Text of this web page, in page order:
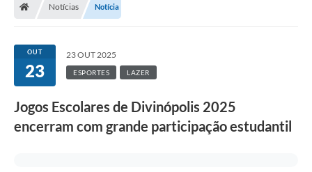
Notícias Notícia
OUT
23
23 OUT 2025
ESPORTES LAZER
Jogos Escolares de Divinópolis 2025
encerram com grande participação estudantil